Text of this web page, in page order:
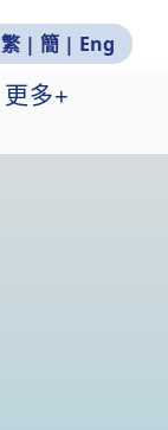
繁 | 簡 | Eng
更多+